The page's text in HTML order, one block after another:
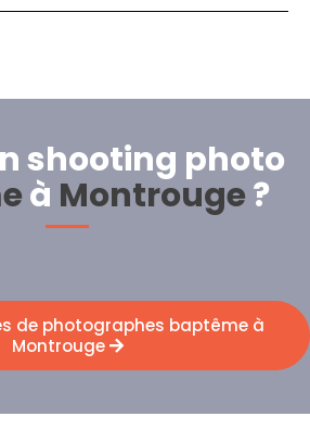
shooting photo
à Montrouge?
de photographes baptême à
Montrouge